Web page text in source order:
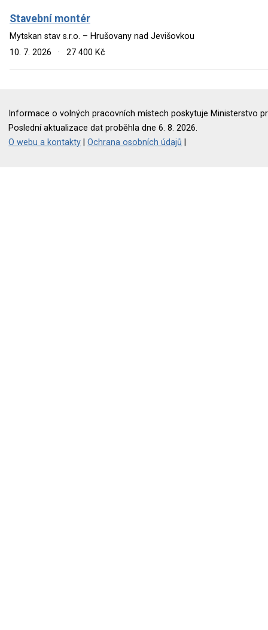
Stavební montér
Mytskan stav s.r.o. – Hrušovany nad Jevišovkou
10. 7. 2026
· 27 400 Kč
Informace o volných pracovních místech poskytuje Ministerstvo
Poslední aktualizace dat proběhla dne 6. 8. 2026.
O webu a kontakty |Ochrana osobních údajů